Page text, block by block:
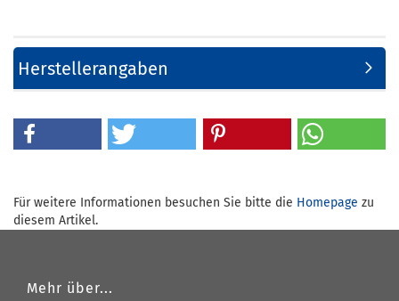
Herstellerangaben
Für weitere Informationen besuchen Sie bitte die Homepage zu
diesem Artikel.
Mehr über...